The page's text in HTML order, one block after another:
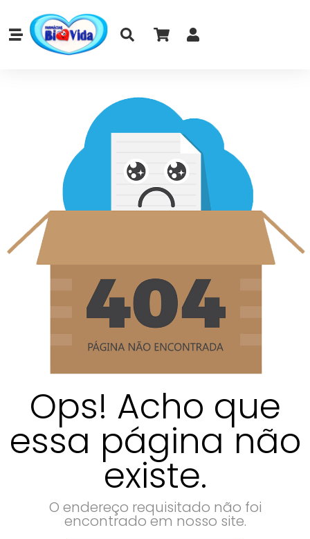
Ops! Acho que
essa página não
existe.
O endereço requisitado não foi
encontrado em nosso site.